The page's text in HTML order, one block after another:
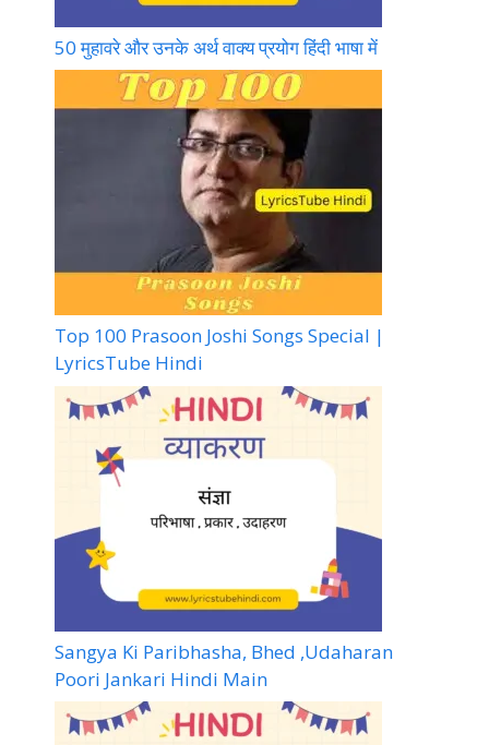
50 मुहावरे और उनके अर्थ वाक्य प्रयोग हिंदी भाषा में
Top 100 Prasoon Joshi Songs Special |
LyricsTube Hindi
Sangya Ki Paribhasha, Bhed ,Udaharan
Poori Jankari Hindi Main